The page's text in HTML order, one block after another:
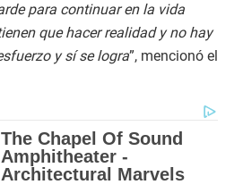
para continuar en la vida
que hacer realidad y no hay
y sí se logra”, mencionó el